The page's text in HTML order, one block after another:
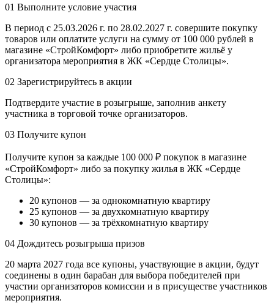
01 Выполните условие участия
В период с 25.03.2026 г. по 28.02.2027 г. совершите покупку
товаров или оплатите услуги на сумму от 100 000 рублей в
магазине «СтройКомфорт» либо приобретите жильё у
организатора мероприятия в ЖК «Сердце Столицы».
02 Зарегистрируйтесь в акции
Подтвердите участие в розыгрыше, заполнив анкету
участника в торговой точке организаторов.
03 Получите купон
Получите купон за каждые 100 000 ₽ покупок в магазине
«СтройКомфорт» либо за покупку жилья в ЖК «Сердце
Столицы»:
20 купонов — за однокомнатную квартиру
25 купонов — за двухкомнатную квартиру
30 купонов — за трёхкомнатную квартиру
04 Дождитесь розыгрыша призов
20 марта 2027 года все купоны, участвующие в акции, будут
соединены в один барабан для выбора победителей при
участии организаторов комиссии и в присуществе участников
мероприятия.